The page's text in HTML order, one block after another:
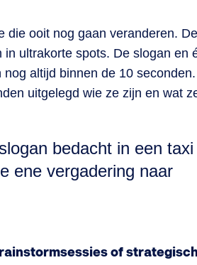
die ooit nog gaan veranderen.
ultrakorte spots. De slogan en
altijd binnen de 10 seconden.
uitgelegd wie ze zijn en wat
bedacht in een taxi
ene vergadering naar
of